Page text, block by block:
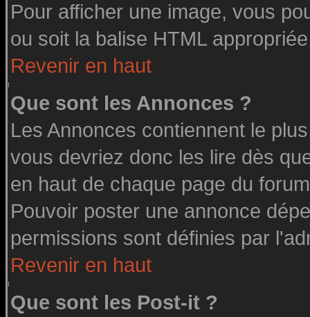
Pour afficher une image, vous
ou soit la balise HTML
Revenir en haut
Que sont les Annonces ?
Les Annonces contiennent le
vous devriez donc les lire dès
en haut de chaque page du
Pouvoir poster une annonce
permissions sont définies par
Revenir en haut
Que sont les Post-it ?